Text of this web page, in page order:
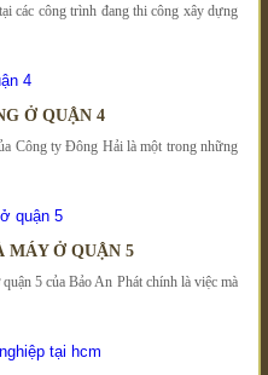
các công trình đang thi công xây dựng
Ở QUẬN 4
Công ty Đông Hải là một trong những
MÁY Ở QUẬN 5
5 của Bảo An Phát chính là việc mà